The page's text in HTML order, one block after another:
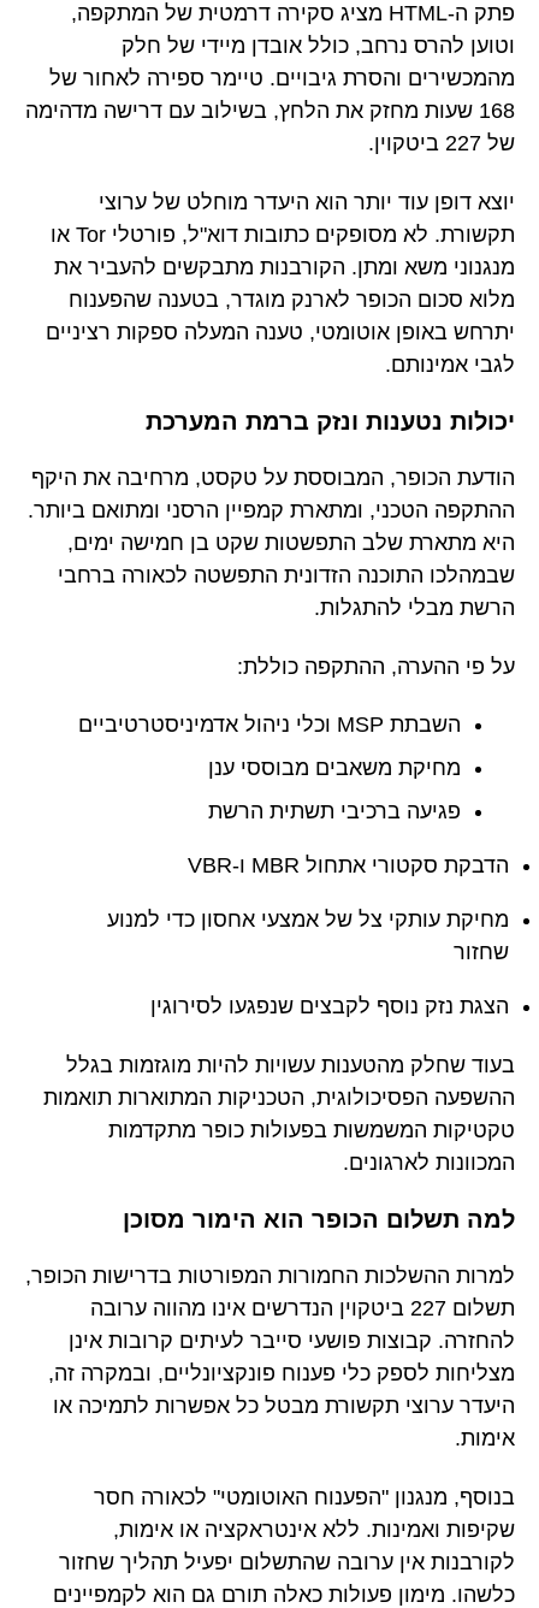
פתק ה-HTML מציג סקירה דרמטית של המתקפה,
וטוען להרס נרחב, כולל אובדן מיידי של חלק
מהמכשירים והסרת גיבויים. טיימר ספירה לאחור של
168 שעות מחזק את הלחץ, בשילוב עם דרישה מדהימה
של 227 ביטקוין.
יוצא דופן עוד יותר הוא היעדר מוחלט של ערוצי
תקשורת. לא מסופקים כתובות דוא"ל, פורטלי Tor או
מנגנוני משא ומתן. הקורבנות מתבקשים להעביר את
מלוא סכום הכופר לארנק מוגדר, בטענה שהפענוח
יתרחש באופן אוטומטי, טענה המעלה ספקות רציניים
לגבי אמינותם.
יכולות נטענות ונזק ברמת המערכת
הודעת הכופר, המבוססת על טקסט, מרחיבה את היקף
ההתקפה הטכני, ומתארת קמפיין הרסני ומתואם ביותר.
היא מתארת שלב התפשטות שקט בן חמישה ימים,
שבמהלכו התוכנה הזדונית התפשטה לכאורה ברחבי
הרשת מבלי להתגלות.
על פי ההערה, ההתקפה כוללת:
השבתת MSP וכלי ניהול אדמיניסטרטיביים
מחיקת משאבים מבוססי ענן
פגיעה ברכיבי תשתית הרשת
הדבקת סקטורי אתחול MBR ו-VBR
מחיקת עותקי צל של אמצעי אחסון כדי למנוע
שחזור
הצגת נזק נוסף לקבצים שנפגעו לסירוגין
בעוד שחלק מהטענות עשויות להיות מוגזמות בגלל
ההשפעה הפסיכולוגית, הטכניקות המתוארות תואמות
טקטיקות המשמשות בפעולות כופר מתקדמות
המכוונות לארגונים.
למה תשלום הכופר הוא הימור מסוכן
למרות ההשלכות החמורות המפורטות בדרישות הכופר,
תשלום 227 ביטקוין הנדרשים אינו מהווה ערובה
להחזרה. קבוצות פושעי סייבר לעיתים קרובות אינן
מצליחות לספק כלי פענוח פונקציונליים, ובמקרה זה,
היעדר ערוצי תקשורת מבטל כל אפשרות לתמיכה או
אימות.
בנוסף, מנגנון "הפענוח האוטומטי" לכאורה חסר
שקיפות ואמינות. ללא אינטראקציה או אימות,
לקורבנות אין ערובה שהתשלום יפעיל תהליך שחזור
כלשהו. מימון פעולות כאלה תורם גם הוא לקמפיינים